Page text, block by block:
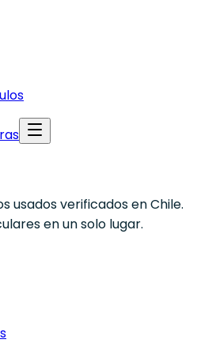
usados verificados en Chile.
en un solo lugar.